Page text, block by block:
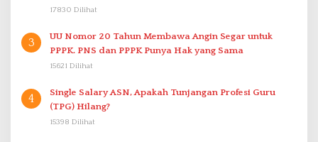
17830 Dilihat
3
UU Nomor 20 Tahun Membawa Angin Segar untuk
PPPK. PNS dan PPPK Punya Hak yang Sama
15621 Dilihat
4
Single Salary ASN, Apakah Tunjangan Profesi Guru
(TPG) Hilang?
15398 Dilihat